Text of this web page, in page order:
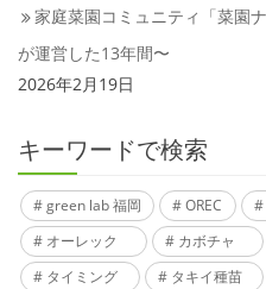
家庭菜園コミュニティ「菜園
が運営した13年間〜
2026年2月19日
キーワードで検索
green lab 福岡 OREC
オーレック
カボチャ
タイミング
タキイ種苗